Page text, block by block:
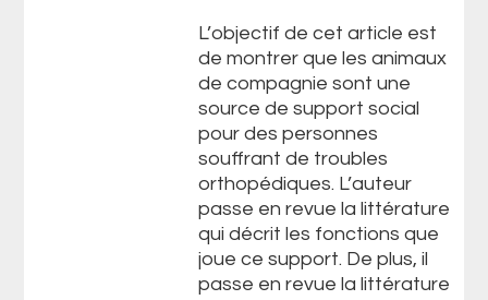
L’objectif de cet article est
de montrer que les animaux
de compagnie sont une
source de support social
pour des personnes
souffrant de troubles
orthopédiques. L’auteur
passe en revue la littérature
qui décrit les fonctions que
joue ce support. De plus, il
passe en revue la littérature